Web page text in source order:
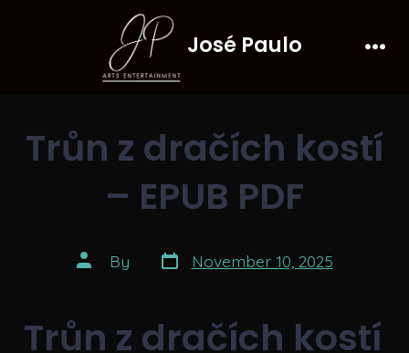
José Paulo
Trůn z dračích kostí
– EPUB PDF
Post
author
By Post
date
November 10, 2025
Trůn z dračích kostí